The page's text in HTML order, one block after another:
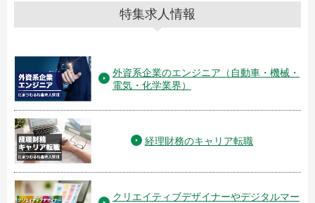
特集求人情報
外資系企業のエンジニア（自動車・機械・
電気・化学業界）
経理財務のキャリア転職
クリエイティブデザイナーやデジタルマー